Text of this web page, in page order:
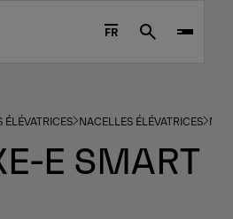
FR Search
ÉLÉVATRICES NACELLES ÉLÉVATRICES
E SMART